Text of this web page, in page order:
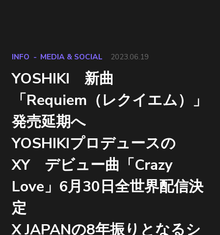
INFO MEDIA & SOCIAL 2023.06.19
YOSHIKI 新曲
「Requiem（レクイエム）」
発売延期へ
YOSHIKIプロデュースの
XY デビュー曲「Crazy
Love」6月30日全世界配信決
定
X JAPANの8年振りとなるシ